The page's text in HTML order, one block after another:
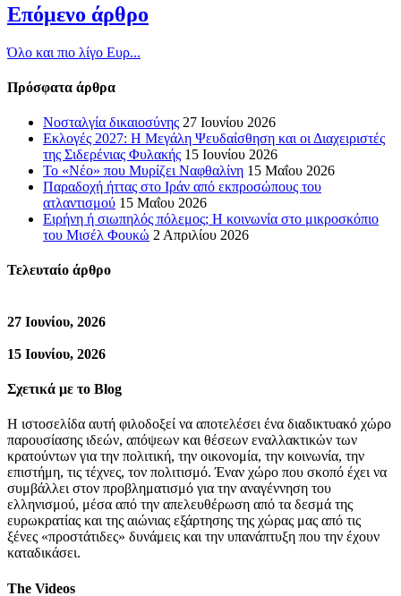
Επόμενο άρθρο
Όλο και πιο λίγο Ευρ...
Πρόσφατα άρθρα
Νοσταλγία δικαιοσύνης 27 Ιουνίου 2026
Εκλογές 2027: Η Μεγάλη Ψευδαίσθηση και οι Διαχειριστές
της Σιδερένιας Φυλακής 15 Ιουνίου 2026
Το «Νέο» που Μυρίζει Ναφθαλίνη 15 Μαΐου 2026
Παραδοχή ήττας στο Ιράν από εκπροσώπους του
ατλαντισμού 15 Μαΐου 2026
Ειρήνη ή σιωπηλός πόλεμος; Η κοινωνία στο μικροσκόπιο
του Μισέλ Φουκώ 2 Απριλίου 2026
Τελευταίο άρθρο
27 Ιουνίου, 2026
15 Ιουνίου, 2026
Σχετικά με το Blog
Η ιστοσελίδα αυτή φιλοδοξεί να αποτελέσει ένα διαδικτυακό χώρο
παρουσίασης ιδεών, απόψεων και θέσεων εναλλακτικών των
κρατούντων για την πολιτική, την οικονομία, την κοινωνία, την
επιστήμη, τις τέχνες, τον πολιτισμό. Έναν χώρο που σκοπό έχει να
συμβάλλει στον προβληματισμό για την αναγέννηση του
ελληνισμού, μέσα από την απελευθέρωση από τα δεσμά της
ευρωκρατίας και της αιώνιας εξάρτησης της χώρας μας από τις
ξένες «προστάτιδες» δυνάμεις και την υπανάπτυξη που την έχουν
καταδικάσει.
The Videos